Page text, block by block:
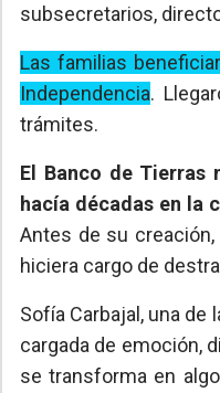
subsecretarios,
Las familias
Independencia.
trámites.
El Banco de Tierras
hacía décadas en la
Antes de su
hiciera cargo de
Sofía Carbajal, una
cargada de emoción,
se transforma en